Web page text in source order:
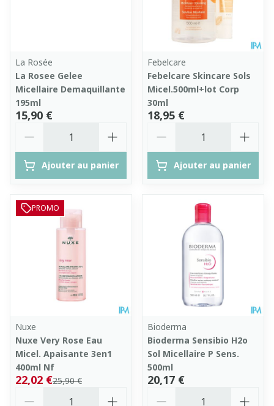
La Rosée
La Rosee Gelee
Micellaire Demaquillante
195ml
15,90 €
Ajouter au panier
Febelcare
Febelcare Skincare Sols
Micel.500ml+lot Corp
30ml
18,95 €
Ajouter au panier
PROMO
Nuxe
Nuxe Very Rose Eau
Micel. Apaisante 3en1
400ml Nf
25,90 €
22,02 €
Bioderma
Bioderma Sensibio H2o
Sol Micellaire P Sens.
500ml
20,17 €